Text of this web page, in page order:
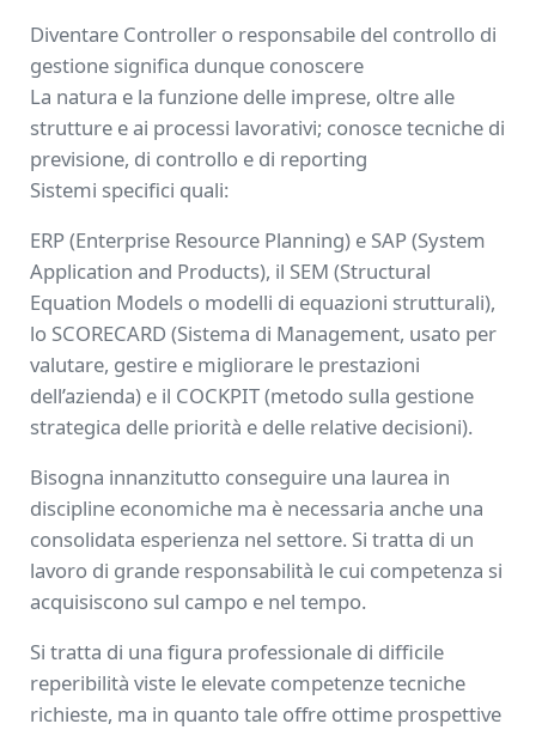
Diventare Controller o responsabile del controllo di
gestione significa dunque conoscere
La natura e la funzione delle imprese, oltre alle
strutture e ai processi lavorativi; conosce tecniche di
previsione, di controllo e di reporting
Sistemi specifici quali:
ERP (Enterprise Resource Planning) e SAP (System
Application and Products), il SEM (Structural
Equation Models o modelli di equazioni strutturali),
lo SCORECARD (Sistema di Management, usato per
valutare, gestire e migliorare le prestazioni
dell’azienda) e il COCKPIT (metodo sulla gestione
strategica delle priorità e delle relative decisioni).
Bisogna innanzitutto conseguire una laurea in
discipline economiche ma è necessaria anche una
consolidata esperienza nel settore. Si tratta di un
lavoro di grande responsabilità le cui competenza si
acquisiscono sul campo e nel tempo.
Si tratta di una figura professionale di difficile
reperibilità viste le elevate competenze tecniche
richieste, ma in quanto tale offre ottime prospettive